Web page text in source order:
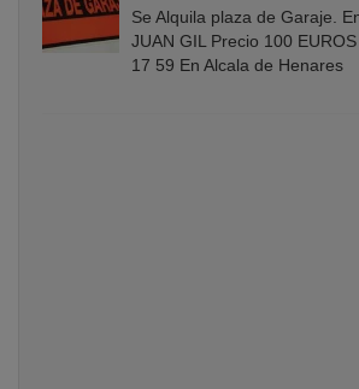
Se Alquila plaza de Garaje.
JUAN GIL Precio 100
17 59 En Alcala de Henares